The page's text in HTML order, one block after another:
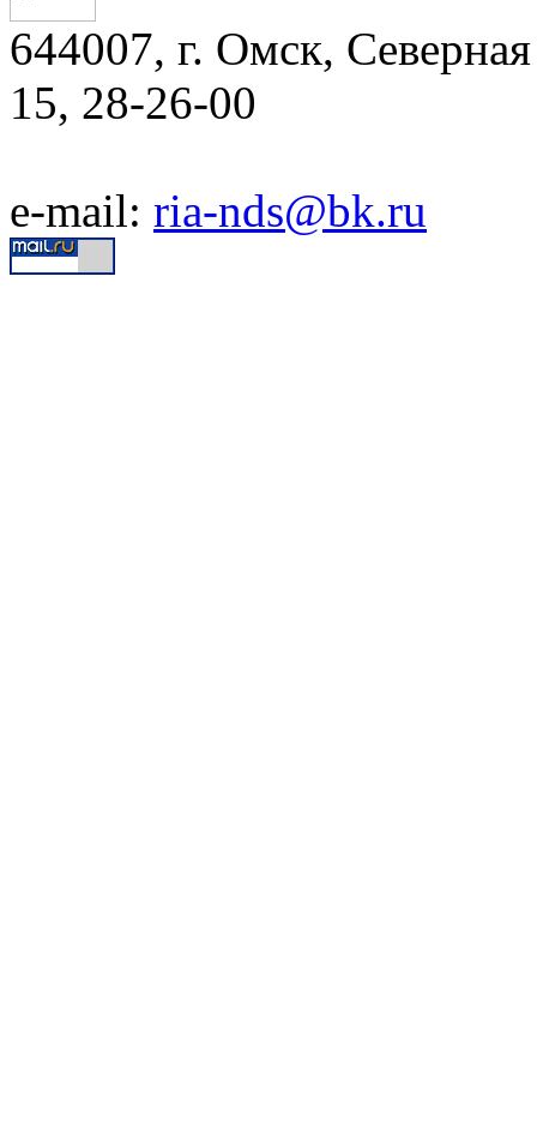
644007, г. Омск,
15, 28-26-00
e-mail: ria-nds@bk.ru